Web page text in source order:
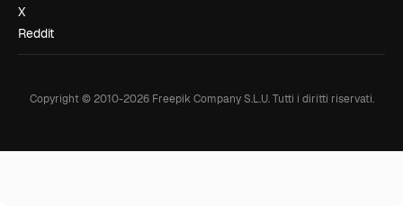
X
Reddit
Copyright © 2010-2026Freepik Company S.L.U. Tutti i diritti riservati.